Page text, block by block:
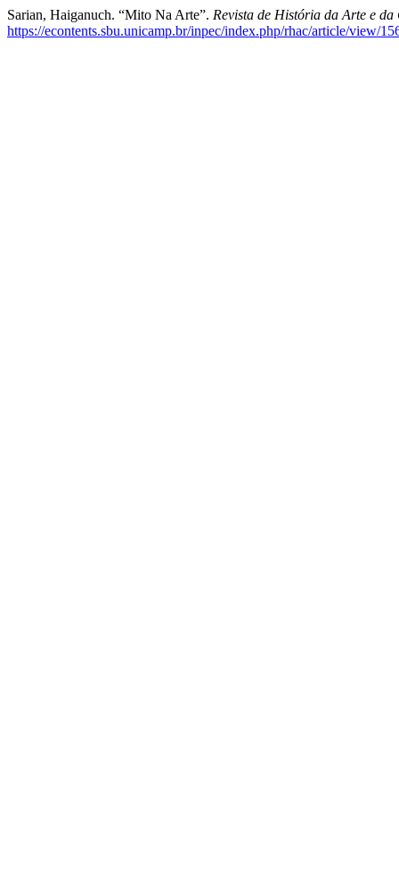
Sarian, Haiganuch. “Mito Na Arte”. Revista de História da Arte e da
https://econtents.sbu.unicamp.br/inpec/index.php/rhac/article/view/